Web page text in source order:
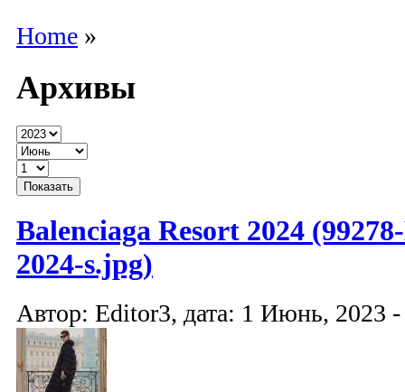
Home »
Архивы
Balenciaga Resort 2024
2024-s.jpg)
Автор: Editor3, дата: 1 Июнь, 2023